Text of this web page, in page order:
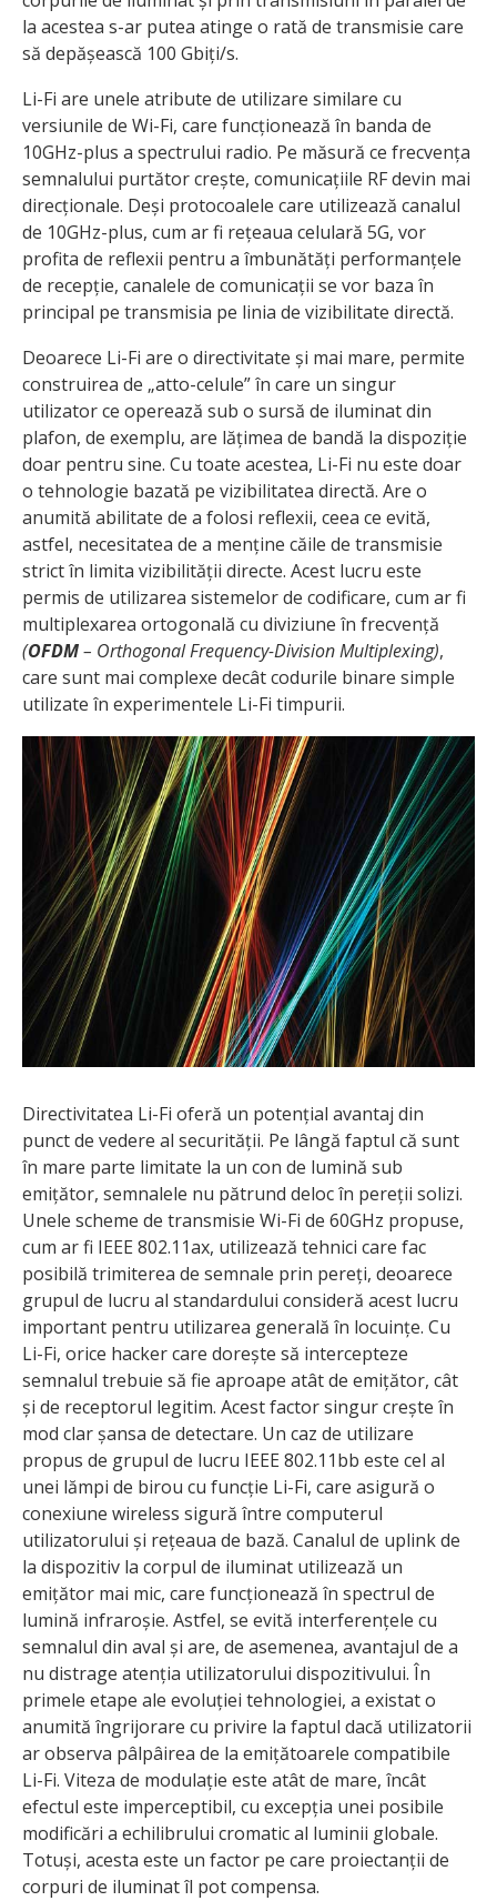
la acestea s-ar putea atinge o rată de transmisie care
să depășească 100 Gbiți/s.
Li-Fi are unele atribute de utilizare similare cu
versiunile de Wi-Fi, care funcționează în banda de
10GHz-plus a spectrului radio. Pe măsură ce frecvența
semnalului purtător crește, comunicațiile RF devin mai
direcționale. Deși protocoalele care utilizează canalul
de 10GHz-plus, cum ar fi rețeaua celulară 5G, vor
profita de reflexii pentru a îmbunătăți performanțele
de recepție, canalele de comunicații se vor baza în
principal pe transmisia pe linia de vizibilitate directă.
Deoarece Li-Fi are o directivitate și mai mare, permite
construirea de „atto-celule” în care un singur
utilizator ce operează sub o sursă de iluminat din
plafon, de exemplu, are lățimea de bandă la dispoziție
doar pentru sine. Cu toate acestea, Li-Fi nu este doar
o tehnologie bazată pe vizibilitatea directă. Are o
anumită abilitate de a folosi reflexii, ceea ce evită,
astfel, necesitatea de a menține căile de transmisie
strict în limita vizibilității directe. Acest lucru este
permis de utilizarea sistemelor de codificare, cum ar fi
multiplexarea ortogonală cu diviziune în frecvență
(OFDM– Orthogonal Frequency-Division Multiplexing),
care sunt mai complexe decât codurile binare simple
utilizate în experimentele Li-Fi timpurii.
Directivitatea Li-Fi oferă un potențial avantaj din
punct de vedere al securității. Pe lângă faptul că sunt
în mare parte limitate la un con de lumină sub
emițător, semnalele nu pătrund deloc în pereții solizi.
Unele scheme de transmisie Wi-Fi de 60GHz propuse,
cum ar fi IEEE 802.11ax, utilizează tehnici care fac
posibilă trimiterea de semnale prin pereți, deoarece
grupul de lucru al standardului consideră acest lucru
important pentru utilizarea generală în locuințe. Cu
Li-Fi, orice hacker care dorește să intercepteze
semnalul trebuie să fie aproape atât de emițător, cât
și de receptorul legitim. Acest factor singur crește în
mod clar șansa de detectare. Un caz de utilizare
propus de grupul de lucru IEEE 802.11bb este cel al
unei lămpi de birou cu funcție Li-Fi, care asigură o
conexiune wireless sigură între computerul
utilizatorului și rețeaua de bază. Canalul de uplink de
la dispozitiv la corpul de iluminat utilizează un
emițător mai mic, care funcționează în spectrul de
lumină infraroșie. Astfel, se evită interferențele cu
semnalul din aval și are, de asemenea, avantajul de a
nu distrage atenția utilizatorului dispozitivului. În
primele etape ale evoluției tehnologiei, a existat o
anumită îngrijorare cu privire la faptul dacă utilizatorii
ar observa pâlpâirea de la emițătoarele compatibile
Li-Fi. Viteza de modulație este atât de mare, încât
efectul este imperceptibil, cu excepția unei posibile
modificări a echilibrului cromatic al luminii globale.
Totuși, acesta este un factor pe care proiectanții de
corpuri de iluminat îl pot compensa.